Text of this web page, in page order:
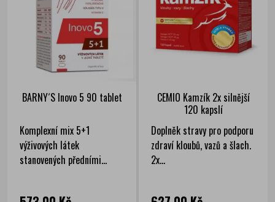
BARNY´S Inovo 5 90 tablet
Komplexní mix 5+1
výživových látek
stanovených předními...
CEMIO Kamzík 2x silnější
120 kapslí
Doplněk stravy pro podporu
zdraví kloubů, vazů a šlach.
2x...